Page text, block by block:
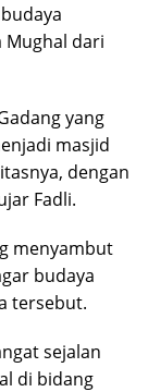
Mughal dari
yang
masjid
dengan
Fadli.
menyambut
budaya
tersebut.
sejalan
di bidang